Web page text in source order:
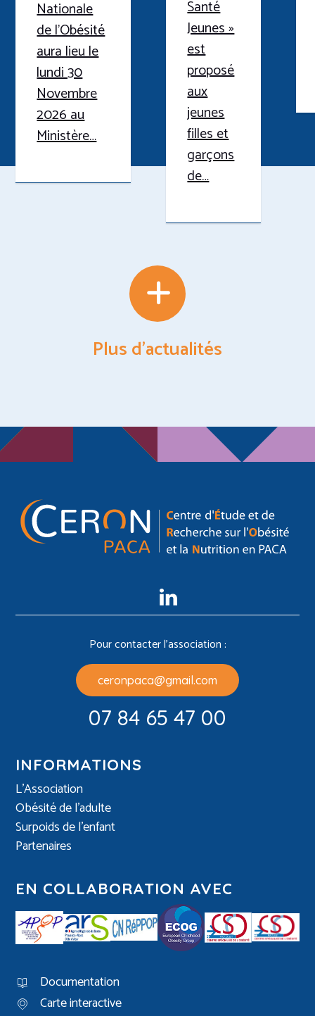
Nationale
de l’Obésité
aura lieu le
lundi 30
Novembre
2026 au
Ministère…
Santé
Jeunes »
est
proposé
aux
jeunes
filles et
garçons
de…
Plus d'actualités
linkedin
Pour contacter l'association :
ceronpaca@gmail.com
07 84 65 47 00
INFORMATIONS
L’Association
Obésité de l’adulte
Surpoids de l’enfant
Partenaires
EN COLLABORATION AVEC
Documentation
Carte interactive